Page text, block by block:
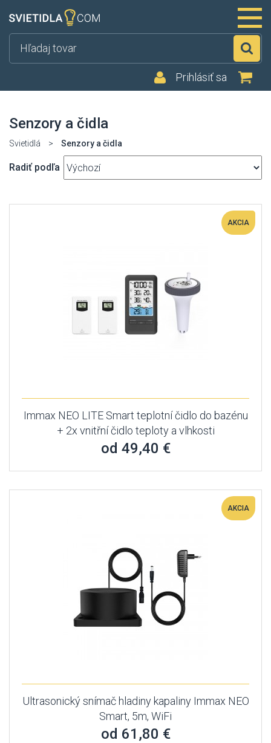
Prihlásiť sa
Senzory a čidla
Svietidlá > Senzory a čidla
Radiť podľa
AKCIA
Immax NEO LITE Smart teplotní čidlo do bazénu
+ 2x vnitřní čidlo teploty a vlhkosti
od 49,40 €
AKCIA
Ultrasonický snímač hladiny kapaliny Immax NEO
Smart, 5m, WiFi
od 61,80 €